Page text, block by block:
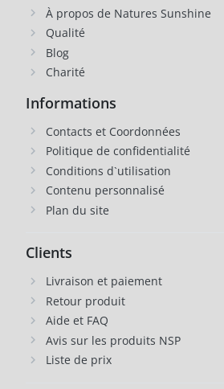
À propos de Natures Sunshine
Qualité
Blog
Charité
Informations
Contacts et Coordonnées
Politique de confidentialité
Conditions d`utilisation
Contenu personnalisé
Plan du site
Clients
Livraison et paiement
Retour produit
Aide et FAQ
Avis sur les produits NSP
Liste de prix